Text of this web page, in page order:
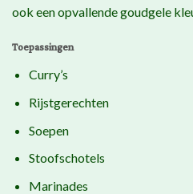
ook een opvallende goudgele
Toepassingen
Curry’s
Rijstgerechten
Soepen
Stoofschotels
Marinades